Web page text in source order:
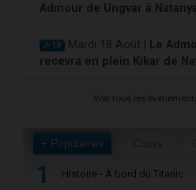
Admour de Ungvar à
J-10 Mardi 18 Août |
Le
recevra en plein Kikar de
Voir tous les
+ Populaires
1 Histoire - À bord du Titanic